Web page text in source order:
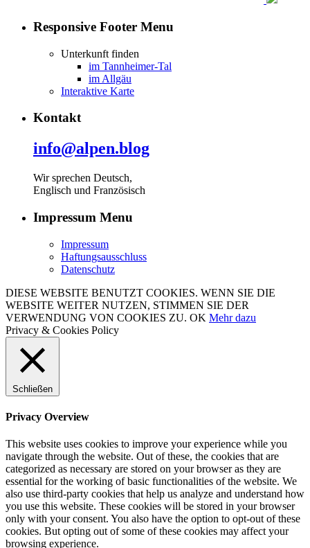
Responsive Footer Menu
Unterkunft finden
im Tannheimer-Tal
im Allgäu
Interaktive Karte
Kontakt
info@alpen.blog
Wir sprechen Deutsch,
Englisch und Französisch
Impressum Menu
Impressum
Haftungsausschluss
Datenschutz
DIESE WEBSITE BENUTZT COOKIES. WENN SIE DIE
WEBSITE WEITER NUTZEN, STIMMEN SIE DER
VERWENDUNG VON COOKIES ZU. OK Mehr dazu
Privacy & Cookies Policy
Schließen
Privacy Overview
This website uses cookies to improve your experience while you
navigate through the website. Out of these, the cookies that are
categorized as necessary are stored on your browser as they are
essential for the working of basic functionalities of the website. We
also use third-party cookies that help us analyze and understand how
you use this website. These cookies will be stored in your browser
only with your consent. You also have the option to opt-out of these
cookies. But opting out of some of these cookies may affect your
browsing experience.